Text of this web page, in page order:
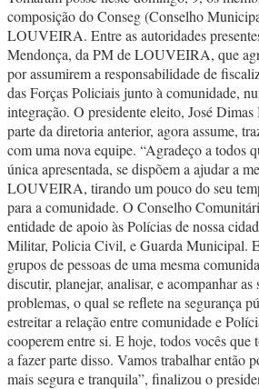
composição do Conseg (Conselho
LOUVEIRA. Entre as autoridades
Mendonça, da PM de LOUVEIRA, que
por assumirem a responsabilidade de
das Forças Policiais junto à comunidade,
integração. O presidente eleito, José
parte da diretoria anterior, agora assume,
com uma nova equipe. “Agradeço a todos
única apresentada, se dispõem a ajudar a
LOUVEIRA, tirando um pouco do seu
para a comunidade. O Conselho
entidade de apoio às Polícias de nossa
Militar, Policia Civil, e Guarda Municipal.
grupos de pessoas de uma mesma
discutir, planejar, analisar, e acompanhar as
problemas, o qual se reflete na segurança
estreitar a relação entre comunidade e
cooperem entre si. E hoje, todos vocês que
a fazer parte disso. Vamos trabalhar
mais segura e tranquila”, finalizou o